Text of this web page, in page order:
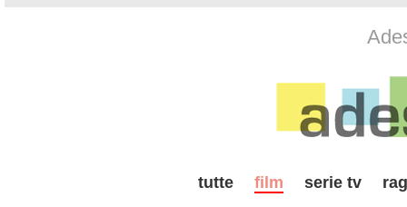
tutte film serie tv